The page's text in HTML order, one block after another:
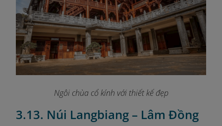
Ngôi chùa cổ kính với thiết kế đẹp
3.13. Núi Langbiang – Lâm Đồng